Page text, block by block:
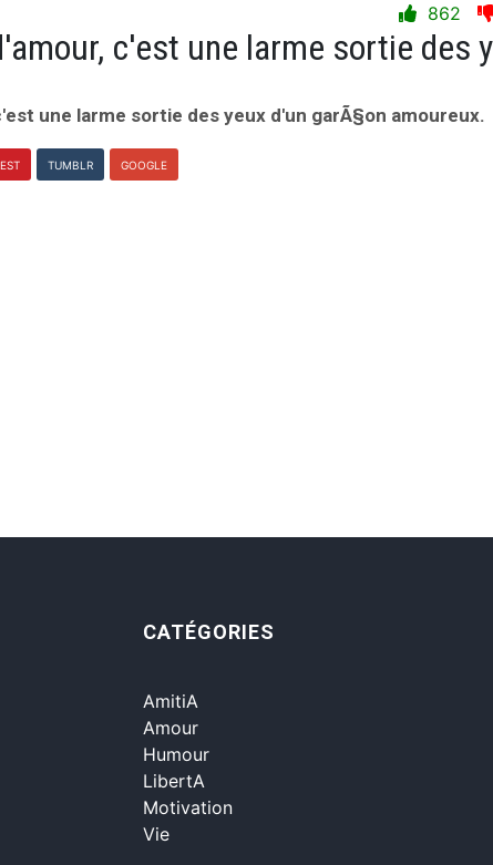
862
une larme sortie des yeux d'un garÃ§on amoureux.
TUMBLR GOOGLE
CATÉGORIES
AmitiA
Amour
Humour
LibertA
Motivation
Vie